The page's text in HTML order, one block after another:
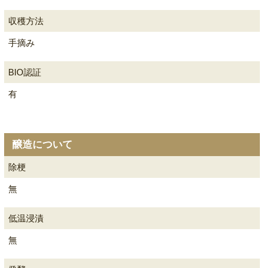
収穫方法
手摘み
BIO認証
有
醸造について
除梗
無
低温浸漬
無